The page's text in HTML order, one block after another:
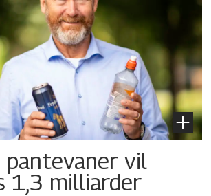
pantevaner vil
1,3 milliarder